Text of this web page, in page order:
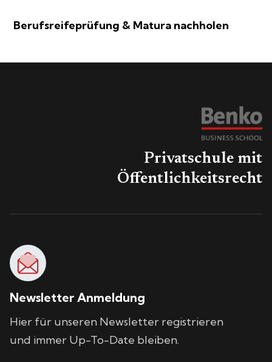
Berufsreifeprüfung & Matura nachholen
Privatschule mit
Öffentlichkeitsrecht
Newsletter Anmeldung
Hier für unseren Newsletter registrieren
und immer Up-To-Date bleiben.